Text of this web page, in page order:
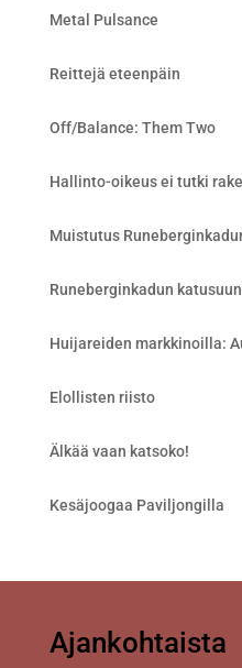
Metal Pulsance
Reittejä eteenpäin
Off/Balance: Them Two
Hallinto-oikeus ei tutki
Muistutus
Runeberginkadun
Huijareiden markkinoilla:
Elollisten riisto
Älkää vaan katsoko!
Kesäjoogaa Paviljongilla
Ajankohtaista